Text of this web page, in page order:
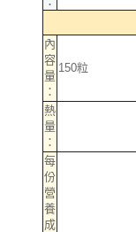
內
容
量
：
150粒
熱
量
：
每
份
營
養
成